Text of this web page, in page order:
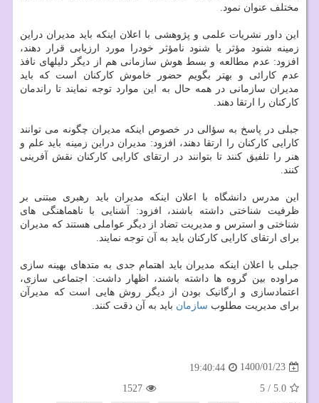
مختلف عنوان نمود.
این داور نشریات علمی و پژوهشی با اعلان اینکه باید مدیران دراین
زمینه شنود مؤثر یا شنود نامؤثر خودرا مورد ارزیابی قرار دهند،
افزود: عدم مطالعه و بسط هوش سازمانی هم از دیگر دلیلهای نافذ
عدم کارائی و بهتر بگویم حضور خاموش کارکنان است که باید
مدیران سازمانی در همه حال به این موارد توجه نمایند تا راندمان
کارکنان را ارتقا دهند.
جبلی در پاسخ به سؤالی در خصوص اینکه مدیران چگونه می توانند
کارایی کارکنان را ارتقا دهند، افزود: مدیران دراین زمینه باید علم و
هنر را تلفیق کنند تا بتوانند در ارتقای کارایی کارکنان نقش آفرینی
کنند.
این مدرس دانشگاه با اعلان اینکه مدیران باید رهبری مبتنی بر
ظرفیت شناختی داشته باشند، افزود: آشنایی با ناهماهنگی های
شناختی و استرس و مدیریت تضاد از دیگر عواملی هستند که مدیران
برای ارتقای کارایی کارکنان باید به آن توجه نمایند.
جبلی با اعلان اینکه مدیران باید اهتمام جدی به متدهای بهینه سازی
مراوده بین گروه ها داشته باشند، اظهار داشت: اجتماعی سازی،
اعتمادسازی و ارگانیک بودن از دیگر روش هایی است که مدیرآن
برای مدیریت مطلوب سازمان باید به آن دقت کنند.
1400/01/23
19:40:44
5.0
/
5
1527